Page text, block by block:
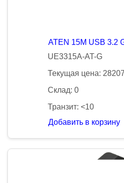
ATEN 15M USB 3.2
UE3315A-AT-G
Текущая цена:
Склад: 0
Транзит: <10
Добавить в корзину